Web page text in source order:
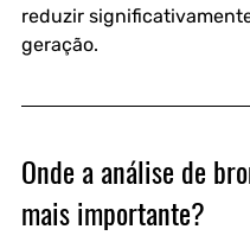
reduzir
geração.
Onde a análise de
mais importante?